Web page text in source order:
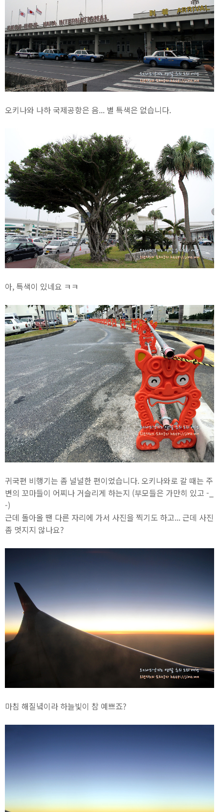
오키나와 나하 국제공항은 음... 별 특색은 없습니다.
아, 특색이 있네요 ㅋㅋ
귀국편 비행기는 좀 널널한 편이었습니다. 오키나와로 갈 때는 주
변의 꼬마들이 어찌나 거슬리게 하는지 (부모들은 가만히 있고 -_
-)
근데 돌아올 땐 다른 자리에 가서 사진을 찍기도 하고... 근데 사진
좀 멋지지 않나요?
마침 해질녘이라 하늘빛이 참 예쁘죠?